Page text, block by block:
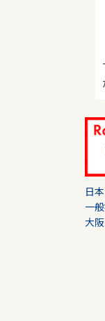
日
一
大